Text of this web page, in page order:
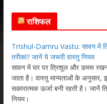
राशिफल
Trishul-Damru Vastu: सावन में
तरीका? जानें ये जरूरी वास्तु नियम
सावन में घर पर त्रिशूल और डमरू
जाता है। वास्तु मान्यताओं के अनुसार,
सकारात्मक ऊर्जा बनी रहती है।
नियम।